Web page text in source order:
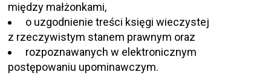
między małżonkami,
o uzgodnienie treści księgi wieczystej
z rzeczywistym stanem prawnym oraz
rozpoznawanych w elektronicznym
postępowaniu upominawczym.